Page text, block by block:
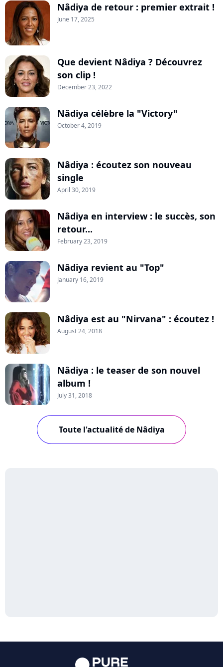
Nâdiya de retour : premier extrait !
June 17, 2025
Que devient Nâdiya ? Découvrez
son clip !
December 23, 2022
Nâdiya célèbre la "Victory"
October 4, 2019
Nâdiya : écoutez son nouveau
single
April 30, 2019
Nâdiya en interview : le succès, son
retour...
February 23, 2019
Nâdiya revient au "Top"
January 16, 2019
Nâdiya est au "Nirvana" : écoutez !
August 24, 2018
Nâdiya : le teaser de son nouvel
album !
July 31, 2018
Toute l'actualité de Nâdiya